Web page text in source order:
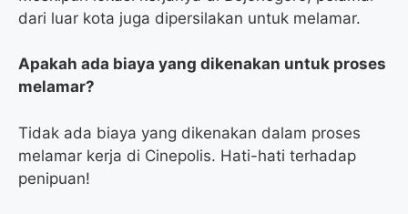
dari luar kota juga dipersilakan untuk melamar.
Apakah ada biaya yang dikenakan untuk proses
melamar?
Tidak ada biaya yang dikenakan dalam proses
melamar kerja di Cinepolis. Hati-hati terhadap
penipuan!